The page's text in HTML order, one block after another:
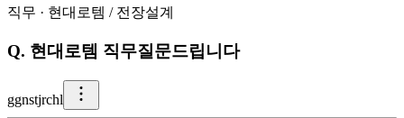
직무 · 현대로템 / 전장설계
Q. 현대로템 직무질문드립니다
ggnstjrchl